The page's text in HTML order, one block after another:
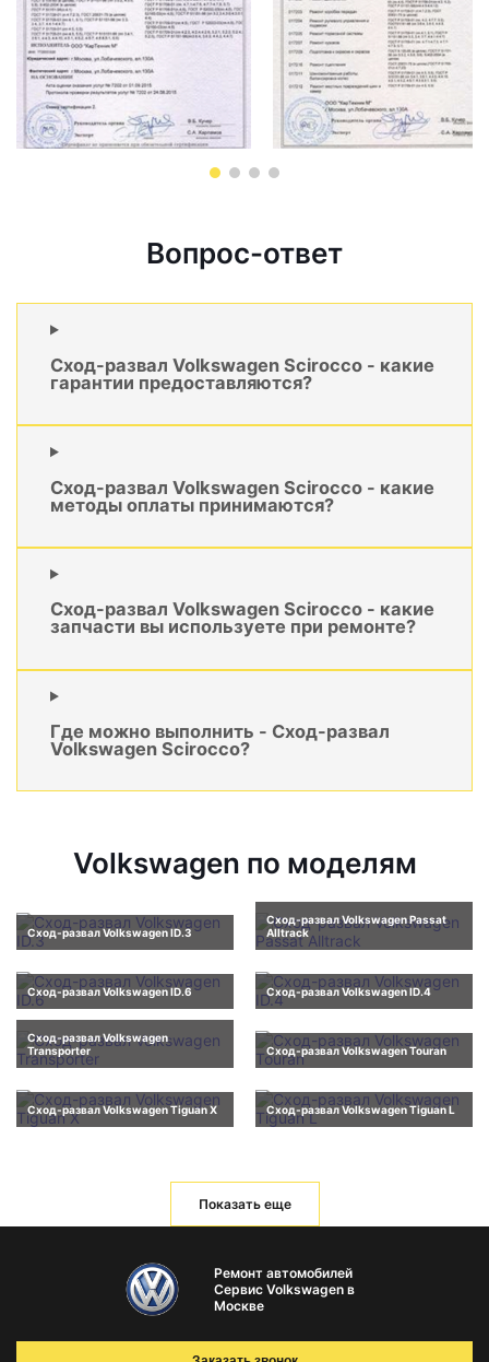
Вопрос-ответ
Сход-развал Volkswagen Scirocco - какие
гарантии предоставляются?
Сход-развал Volkswagen Scirocco - какие
методы оплаты принимаются?
Сход-развал Volkswagen Scirocco - какие
запчасти вы используете при ремонте?
Где можно выполнить - Сход-развал
Volkswagen Scirocco?
Volkswagen по моделям
Сход-развал Volkswagen ID.3
Сход-развал Volkswagen Passat
Alltrack
Сход-развал Volkswagen ID.6 Сход-развал Volkswagen ID.4
Сход-развал Volkswagen
Transporter
Сход-развал Volkswagen Touran
Сход-развал Volkswagen Tiguan X Сход-развал Volkswagen Tiguan L
Показать еще
Ремонт автомобилей
Сервис Volkswagen в
Москве